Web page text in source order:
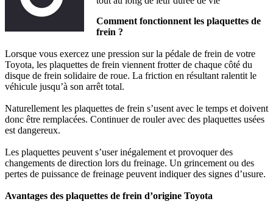
Comment fonctionnent les plaquettes de
frein ?
Lorsque vous exercez une pression sur la pédale de frein de votre
Toyota, les plaquettes de frein viennent frotter de chaque côté du
disque de frein solidaire de roue. La friction en résultant ralentit le
véhicule jusqu’à son arrêt total.
Naturellement les plaquettes de frein s’usent avec le temps et doivent
donc être remplacées. Continuer de rouler avec des plaquettes usées
est dangereux.
Les plaquettes peuvent s’user inégalement et provoquer des
changements de direction lors du freinage. Un grincement ou des
pertes de puissance de freinage peuvent indiquer des signes d’usure.
Avantages des plaquettes de frein d’origine Toyota